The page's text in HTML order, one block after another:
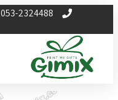
053-2324488